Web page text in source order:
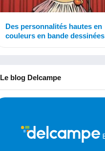
Des personnalités hautes en
couleurs en bande dessinées
Le blog Delcampe